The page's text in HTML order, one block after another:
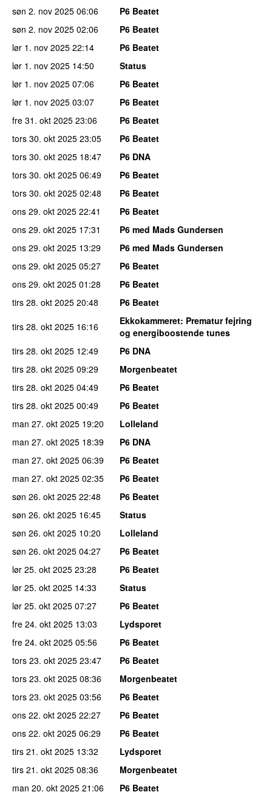
søn 2. nov 2025 06:06
P6 Beatet
søn 2. nov 2025 02:06
P6 Beatet
lør 1. nov 2025 22:14
P6 Beatet
lør 1. nov 2025 14:50
Status
lør 1. nov 2025 07:06
P6 Beatet
lør 1. nov 2025 03:07
P6 Beatet
fre 31. okt 2025 23:06
P6 Beatet
tors 30. okt 2025 23:05
P6 Beatet
tors 30. okt 2025 18:47
P6 DNA
tors 30. okt 2025 06:49
P6 Beatet
tors 30. okt 2025 02:48
P6 Beatet
ons 29. okt 2025 22:41
P6 Beatet
ons 29. okt 2025 17:31
P6 med Mads Gundersen
ons 29. okt 2025 13:29
P6 med Mads Gundersen
ons 29. okt 2025 05:27
P6 Beatet
ons 29. okt 2025 01:28
P6 Beatet
tirs 28. okt 2025 20:48
P6 Beatet
tirs 28. okt 2025 16:16 Ekkokammeret: Prematur fejring
og energiboostende tunes
tirs 28. okt 2025 12:49
P6 DNA
tirs 28. okt 2025 09:29
Morgenbeatet
tirs 28. okt 2025 04:49
P6 Beatet
tirs 28. okt 2025 00:49
P6 Beatet
man 27. okt 2025 19:20
Lolleland
man 27. okt 2025 18:39
P6 DNA
man 27. okt 2025 06:39
P6 Beatet
man 27. okt 2025 02:35
P6 Beatet
søn 26. okt 2025 22:48
P6 Beatet
søn 26. okt 2025 16:45
Status
søn 26. okt 2025 10:20
Lolleland
søn 26. okt 2025 04:27
P6 Beatet
lør 25. okt 2025 23:28
P6 Beatet
lør 25. okt 2025 14:33
Status
lør 25. okt 2025 07:27
P6 Beatet
fre 24. okt 2025 13:03
Lydsporet
fre 24. okt 2025 05:56
P6 Beatet
tors 23. okt 2025 23:47
P6 Beatet
tors 23. okt 2025 08:36
Morgenbeatet
tors 23. okt 2025 03:56
P6 Beatet
ons 22. okt 2025 22:27
P6 Beatet
ons 22. okt 2025 06:29
P6 Beatet
tirs 21. okt 2025 13:32
Lydsporet
tirs 21. okt 2025 08:36
Morgenbeatet
man 20. okt 2025 21:06 P6 Beatet